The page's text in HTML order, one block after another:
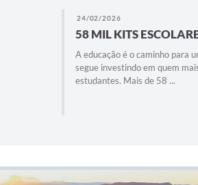
24/02/2026
58 MIL KITS
A educação é o caminho para
segue investindo em quem
estudantes. Mais de 58 ...